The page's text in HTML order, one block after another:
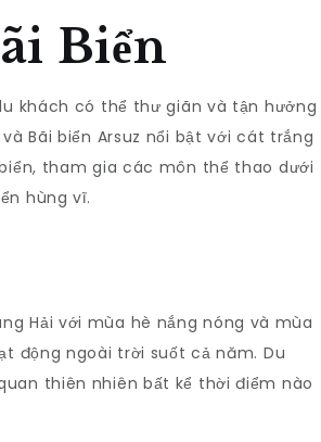
Biển
khách có thể thư giãn và tận hưởng
Bãi biển Arsuz nổi bật với cát trắng
tham gia các môn thể thao dưới
hùng vĩ.
Hải với mùa hè nắng nóng và mùa
động ngoài trời suốt cả năm. Du
thiên nhiên bất kể thời điểm nào